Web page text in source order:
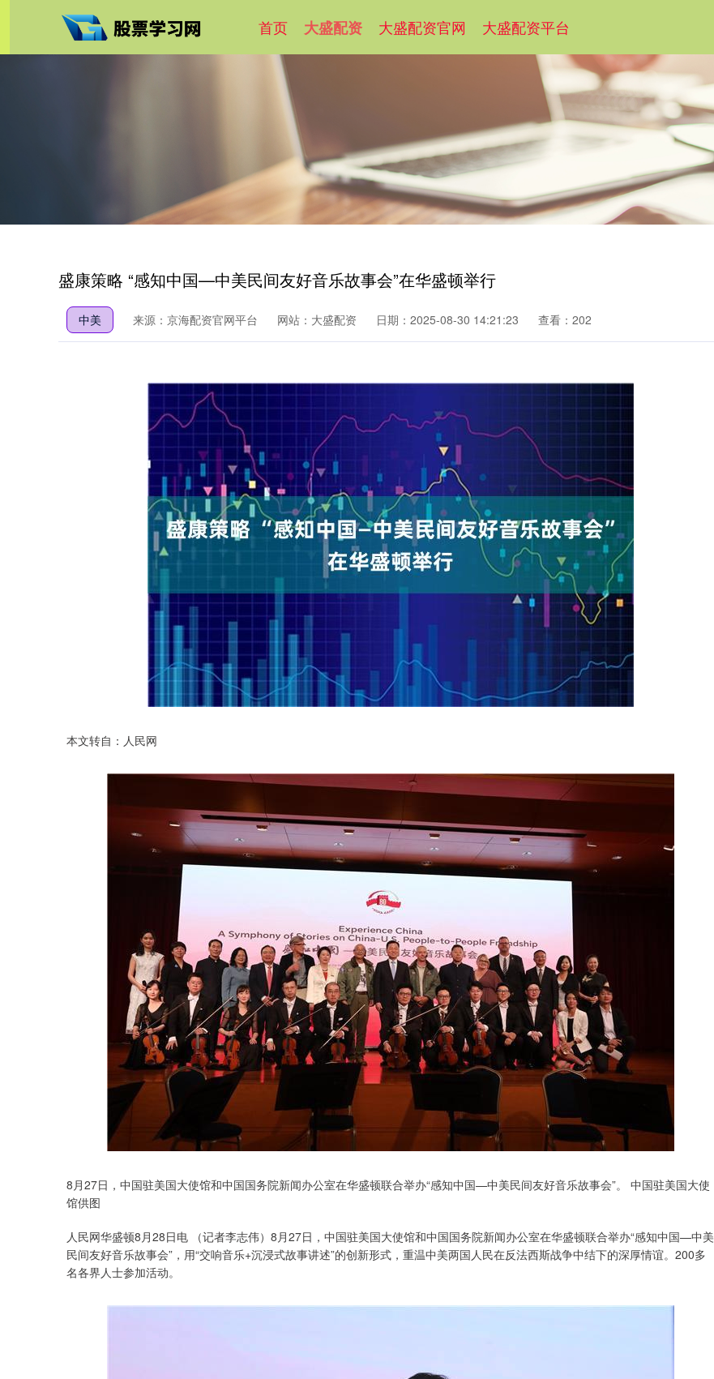
首页 大盛配资 大盛配资官网 大盛配资平台
盛康策略 “感知中国—中美民间友好音乐故事会”在华盛顿举行
中美 来源：京海配资官网平台 网站：大盛配资 日期：2025-08-30 14:21:23 查看：202
本文转自：人民网
8月27日，中国驻美国大使馆和中国国务院新闻办公室在华盛顿联合举办“感知中国—中美民间友好音乐故事会”。 中国驻美国大使
馆供图
人民网华盛顿8月28日电 （记者李志伟）8月27日，中国驻美国大使馆和中国国务院新闻办公室在华盛顿联合举办“感知中国—中美
民间友好音乐故事会”，用“交响音乐+沉浸式故事讲述”的创新形式，重温中美两国人民在反法西斯战争中结下的深厚情谊。200多
名各界人士参加活动。